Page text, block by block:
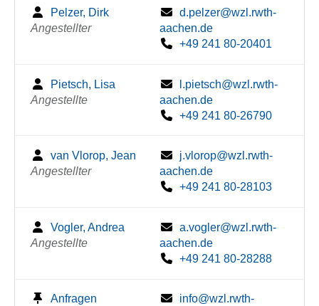
Pelzer, Dirk
Angestellter
d.pelzer@wzl.rwth-
aachen.de
+49 241 80-20401
Pietsch, Lisa
Angestellte
l.pietsch@wzl.rwth-
aachen.de
+49 241 80-26790
van Vlorop, Jean
Angestellter
j.vlorop@wzl.rwth-
aachen.de
+49 241 80-28103
Vogler, Andrea
Angestellte
a.vogler@wzl.rwth-
aachen.de
+49 241 80-28288
Anfragen
info@wzl.rwth-